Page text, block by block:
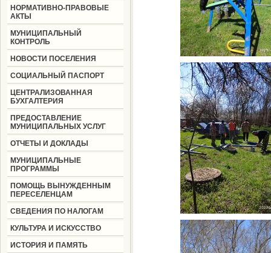
НОРМАТИВНО-ПРАВОВЫЕ
АКТЫ
МУНИЦИПАЛЬНЫЙ
КОНТРОЛЬ
НОВОСТИ ПОСЕЛЕНИЯ
СОЦИАЛЬНЫЙ ПАСПОРТ
ЦЕНТРАЛИЗОВАННАЯ
БУХГАЛТЕРИЯ
ПРЕДОСТАВЛЕНИЕ
МУНИЦИПАЛЬНЫХ УСЛУГ
ОТЧЕТЫ И ДОКЛАДЫ
МУНИЦИПАЛЬНЫЕ
ПРОГРАММЫ
ПОМОЩЬ ВЫНУЖДЕННЫМ
ПЕРЕСЕЛЕНЦАМ
СВЕДЕНИЯ ПО НАЛОГАМ
КУЛЬТУРА И ИСКУССТВО
ИСТОРИЯ И ПАМЯТЬ